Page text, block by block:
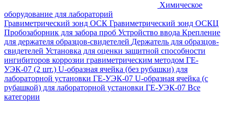
Химическое
оборудование для лабораторий
Гравиметрический зонд ОСК Гравиметрический зонд ОСКЦ
Пробозаборник для забора проб Устройство ввода Крепление
для держателя образцов-свидетелей Держатель для образцов-
свидетелей Установка для оценки защитной способности
ингибиторов коррозии гравиметрическим методом ГЕ-
УЭК-07 (2 шт.) U-образная ячейка (без рубашки) для
лабораторной установки ГЕ-УЭК-07 U-образная ячейка (с
рубашкой) для лабораторной установки ГЕ-УЭК-07 Все
категории